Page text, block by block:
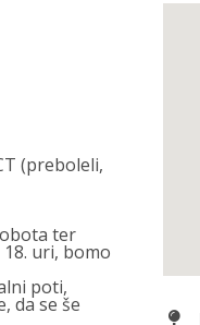
(preboleli,
ter
uri, bomo
poti,
da se še